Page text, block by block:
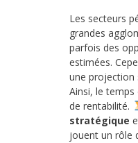
Les secteurs
grandes
parfois des
estimées.
une projection
Ainsi, le
de rentabilité.
stratégique
jouent un rôle